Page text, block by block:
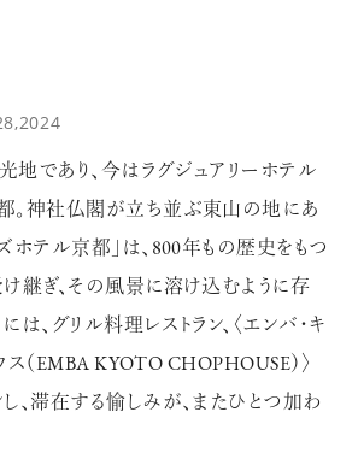
地であり、今はラグジュアリーホテル
。神社仏閣が立ち並ぶ東山の地にあ
ホテル京都」は、800年もの歴史をもつ
け継ぎ、その風景に溶け込むように存
は、グリル料理レストラン、〈エンバ・キ
ス（EMBA KYOTO CHOPHOUSE）〉
、滞在する愉しみが、またひとつ加わ